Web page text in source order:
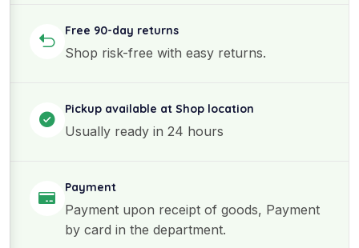
Free 90-day returns
Shop risk-free with easy returns.
Pickup available at Shop location
Usually ready in 24 hours
Payment
Payment upon receipt of goods, Payment
by card in the department.